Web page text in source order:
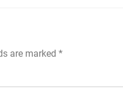
are marked *